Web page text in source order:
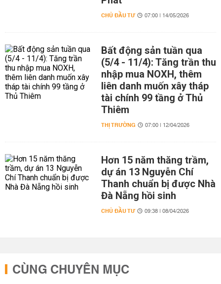
CHỦ ĐẦU TƯ 07:00 | 14/05/2026
Bất động sản tuần qua
(5/4 - 11/4): Tăng trần thu
nhập mua NOXH, thêm
liên danh muốn xây tháp
tài chính 99 tầng ở Thủ
Thiêm
THỊ TRƯỜNG 07:00 | 12/04/2026
Hơn 15 năm thăng trầm,
dự án 13 Nguyễn Chí
Thanh chuẩn bị được Nhà
Đà Nẵng hồi sinh
CHỦ ĐẦU TƯ 09:38 | 08/04/2026
CÙNG CHUYÊN MỤC